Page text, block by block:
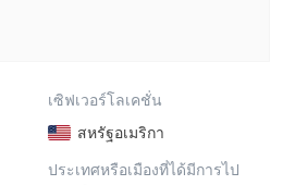
เซิฟเวอร์โลเคชั่น
สหรัฐอเมริกา
ประเทศหรือเมืองที่ได้มีการไป